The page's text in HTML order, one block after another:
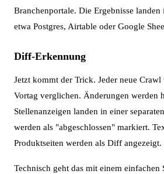
Branchenportale. Die Ergebnisse
etwa Postgres, Airtable oder Google
Diff-Erkennung
Jetzt kommt der Trick. Jeder neue
Vortag verglichen. Änderungen werden
Stellenanzeigen landen in einer
werden als "abgeschlossen" markiert.
Produktseiten werden als Diff angezeigt.
Technisch geht das mit einem einfachen